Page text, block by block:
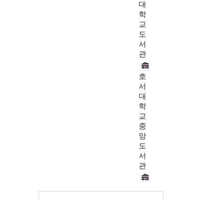
대
학
교
도
서
관
호
서
대
학
교
중
앙
도
서
관